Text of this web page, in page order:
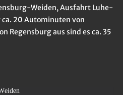
Weiden, Ausfahrt Luhe-
20 Autominuten von
Regensburg aus sind es ca. 35